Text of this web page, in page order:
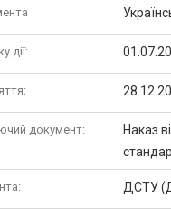
дії:
документ:
Наказ
ДСТУ